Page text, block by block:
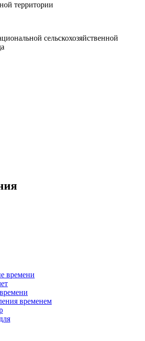
территории
сельскохозяйственной
времени
временем